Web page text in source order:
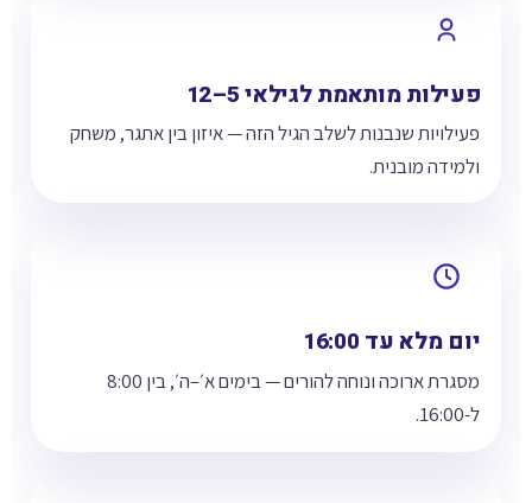
פעילות מותאמת לגילאי 5–12
פעילויות שנבנות לשלב הגיל הזה — איזון בין אתגר, משחק
ולמידה מובנית.
יום מלא עד 16:00
מסגרת ארוכה ונוחה להורים — בימים א׳–ה׳, בין 8:00
ל-16:00.